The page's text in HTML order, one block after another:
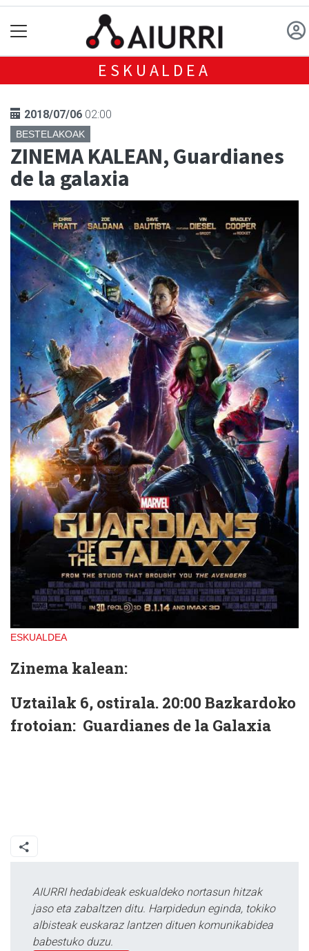
ESKUALDEA
2018/07/06 02:00
BESTELAKOAK
ZINEMA KALEAN, Guardianes
de la galaxia
ESKUALDEA
Zinema kalean:
Uztailak 6, ostirala. 20:00 Bazkardoko
frotoian: Guardianes de la Galaxia
AIURRI hedabideak eskualdeko nortasun hitzak
jaso eta zabaltzen ditu. Harpidedun eginda, tokiko
albisteak euskaraz lantzen dituen komunikabidea
babestuko duzu.